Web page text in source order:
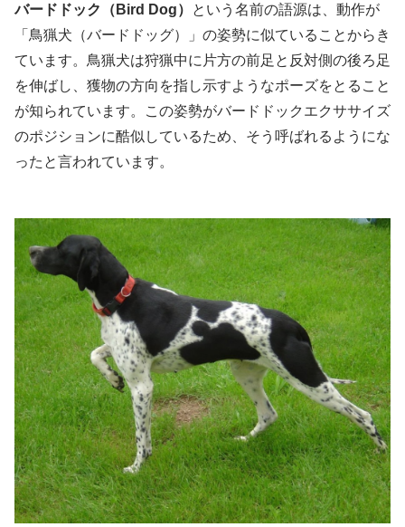
バードドック（Bird Dog）
という名前の語源は、動作が
「鳥猟犬（バードドッグ）」の姿勢に似ていることからき
ています。鳥猟犬は狩猟中に片方の前足と反対側の後ろ足
を伸ばし、獲物の方向を指し示すようなポーズをとること
が知られています。この姿勢がバードドックエクササイズ
のポジションに酷似しているため、そう呼ばれるようにな
ったと言われています。